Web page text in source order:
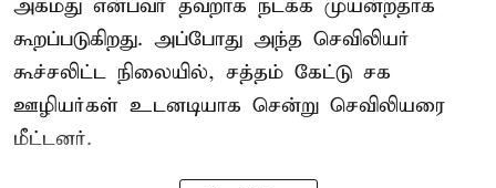
அகமது என்பவர் தவறாக நடக்க முயன்றதாக
கூறப்படுகிறது. அப்போது அந்த செவிலியர்
கூச்சலிட்ட நிலையில், சத்தம் கேட்டு சக
ஊழியர்கள் உடனடியாக சென்று செவிலியரை
மீட்டனர்.